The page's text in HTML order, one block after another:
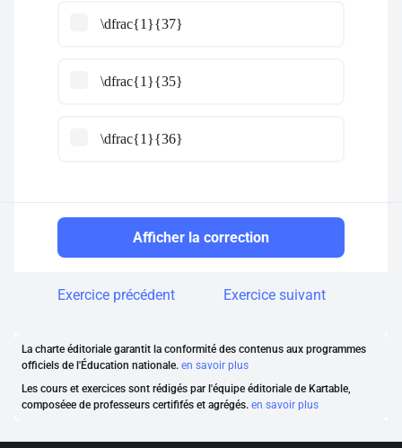
\dfrac{1}{37}
\dfrac{1}{35}
\dfrac{1}{36}
Afficher la correction
Exercice précédent Exercice suivant
La charte éditoriale garantit la conformité des contenus aux programmes
officiels de l'Éducation nationale. en savoir plus
Les cours et exercices sont rédigés par l'équipe éditoriale de Kartable,
composéee de professeurs certififés et agrégés. en savoir plus